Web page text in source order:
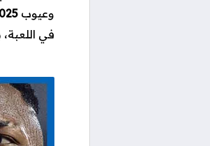
وعيوب 25
في